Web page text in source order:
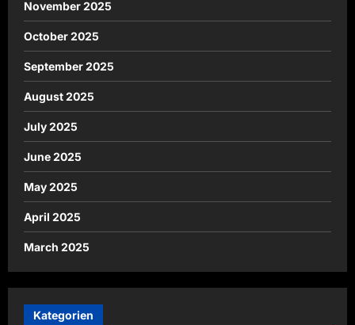
November 2025
October 2025
September 2025
August 2025
July 2025
June 2025
May 2025
April 2025
March 2025
Kategorien